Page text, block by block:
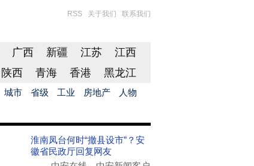
RSS 关于我们 联系我们
广西 新疆 江苏
江西
陕西 青海 香港 黑龙江
城市 省级 工业 房地产 人物
淮南凤台何时“撤县设市”？安
徽省民政厅回复网友